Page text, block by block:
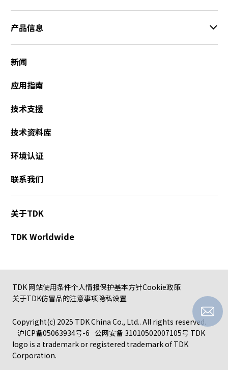
产品信息
新闻
应用指南
技术支援
技术资料库
环境认证
联系我们
关于TDK
TDK Worldwide
TDK 网站使用条件个人情报保护基本方针Cookie政策
关于TDK仿冒品的注意事项隐私设置
Copyright(c) 2025 TDK China Co., Ltd.. All rights reserved.
沪ICP备05063934号-6 公网安备 31010502007105号 TDK
logo is a trademark or registered trademark of TDK
Corporation.